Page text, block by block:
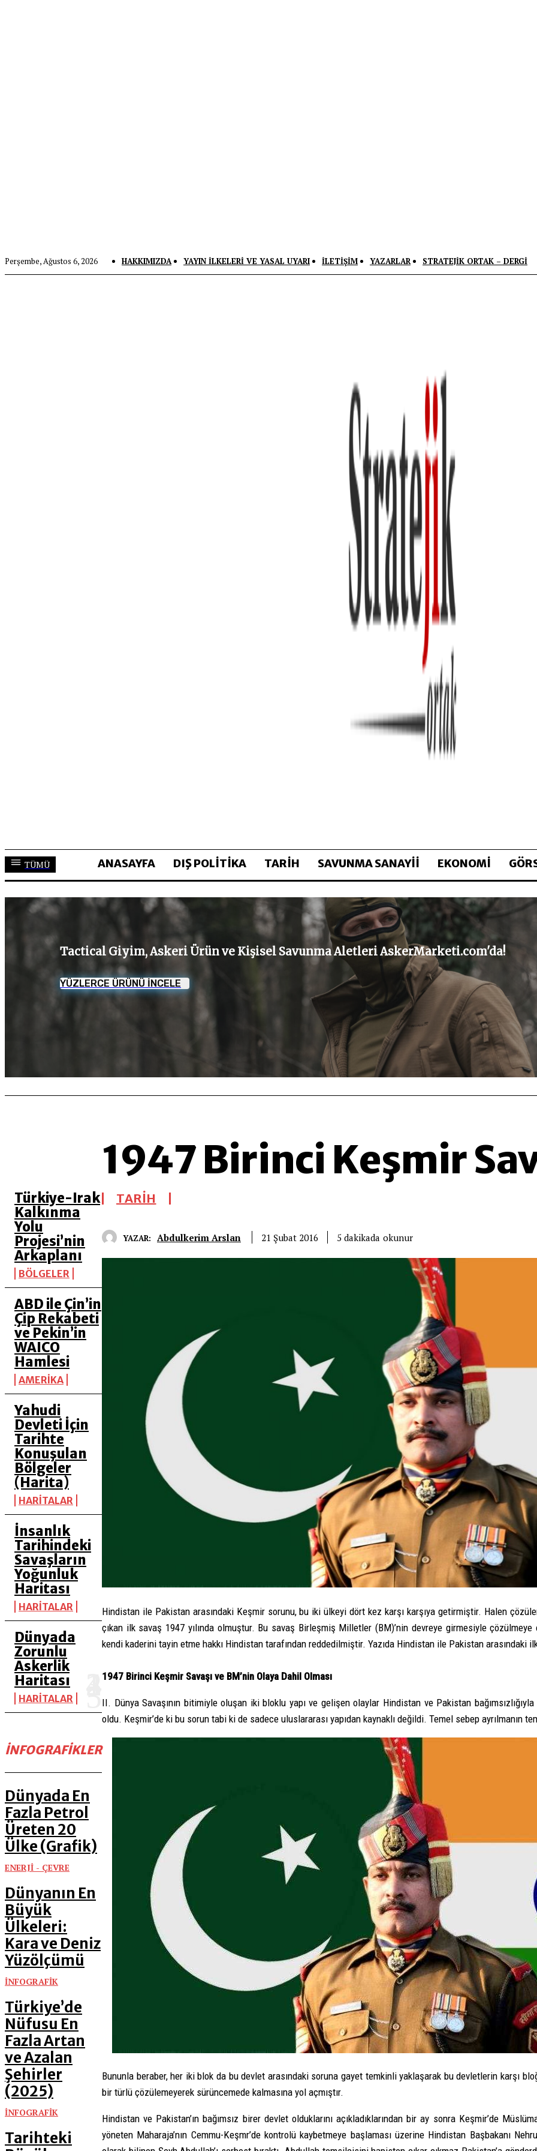
Perşembe, Ağustos 6, 2026 HAKKIMIZDA YAYIN İLKELERI VE YASAL UYARI İLETIŞIM YAZARLAR STRATEJIK ORTAK – DERGI
TÜMÜ ANASAYFA DIŞ POLİTİKA TARİH SAVUNMA SANAYİİ EKONOMİ
Tactical Giyim, Askeri Ürün ve Kişisel Savunma Aletleri AskerMarketi.com'da!
YÜZLERCE ÜRÜNÜ İNCELE
Türkiye-Irak
Kalkınma
Yolu
Projesi’nin
Arkaplanı
BÖLGELER
ABD ile Çin’in
Çip Rekabeti
ve Pekin’in
WAICO
Hamlesi
AMERİKA
Yahudi
Devleti İçin
Tarihte
Konuşulan
Bölgeler
(Harita)
HARİTALAR
İnsanlık
Tarihindeki
Savaşların
Yoğunluk
Haritası
HARİTALAR
Dünyada
Zorunlu
Askerlik
Haritası
HARİTALAR
İNFOGRAFIKLER
Dünyada En
Fazla Petrol
Üreten 20
Ülke (Grafik)
ENERJİ - ÇEVRE
Dünyanın En
Büyük
Ülkeleri:
Kara ve Deniz
Yüzölçümü
İNFOGRAFİK
Türkiye’de
Nüfusu En
Fazla Artan
ve Azalan
Şehirler
(2025)
İNFOGRAFİK
Tarihteki
1947 Birinci Keşmir
TARİH
YAZAR: Abdulkerim Arslan 21 Şubat 2016 5 dakikada okunur
Hindistan ile Pakistan arasındaki Keşmir sorunu, bu iki ülkeyi dört kez karşı karşıya getirmiştir. Halen
çıkan ilk savaş 1947 yılında olmuştur. Bu savaş Birleşmiş Milletler (BM)’nin devreye girmesiyle
kendi kaderini tayin etme hakkı Hindistan tarafından reddedilmiştir. Yazıda Hindistan ile Pakistan arasındaki
1947 Birinci Keşmir Savaşı ve BM’nin Olaya Dahil Olması
II. Dünya Savaşının bitimiyle oluşan iki bloklu yapı ve gelişen olaylar Hindistan ve Pakistan
oldu. Keşmir’de ki bu sorun tabi ki de sadece uluslararası yapıdan kaynaklı değildi. Temel sebep
Bununla beraber, her iki blok da bu devlet arasındaki soruna gayet temkinli yaklaşarak bu devletlerin karşı
bir türlü çözülemeyerek sürüncemede kalmasına yol açmıştır.
Hindistan ve Pakistan’ın bağımsız birer devlet olduklarını açıkladıklarından bir ay sonra Keşmir’de
yöneten Maharaja’nın Cemmu-Keşmr’de kontrolü kaybetmeye başlaması üzerine Hindistan Başbakanı